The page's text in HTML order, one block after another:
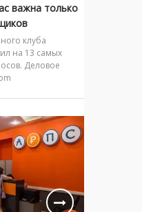
важна только
клуба
на 13 самых
Деловое